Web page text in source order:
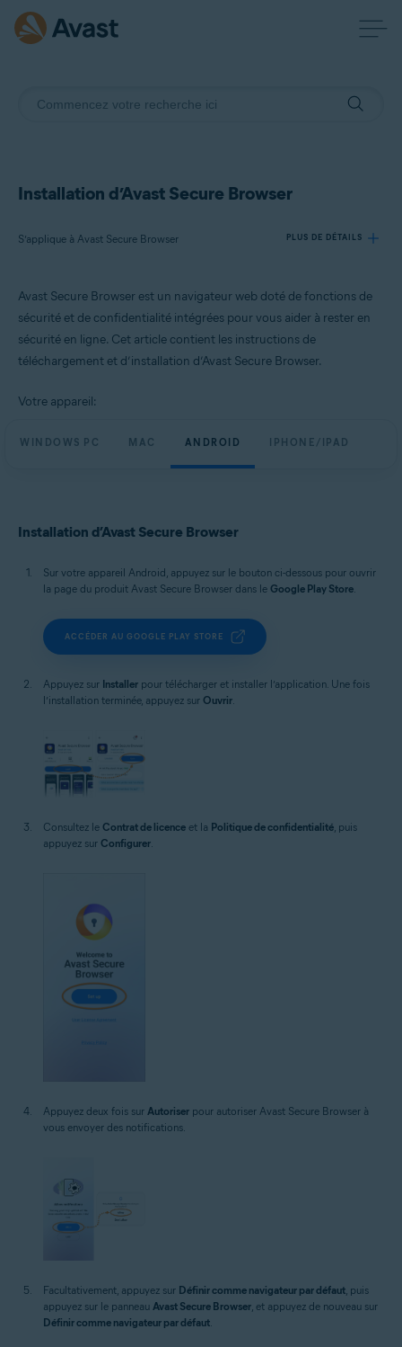
Installation d’Avast Secure Browser
S’applique à Avast Secure Browser PLUS DE DÉTAILS
Systèmes d'exploitation:
Windows, macOS, Android et iOS
Avast Secure Browser est un navigateur web doté de fonctions de
sécurité et de confidentialité intégrées pour vous aider à rester en
sécurité en ligne. Cet article contient les instructions de
téléchargement et d’installation d’Avast Secure Browser.
Votre appareil:
WINDOWS PC MAC ANDROID IPHONE/IPAD
Installation d’Avast Secure Browser
Sur votre appareil Android, appuyez sur le bouton ci-dessous pour ouvrir
la page du produit Avast Secure Browser dans le Google Play Store.
ACCÉDER AU GOOGLE PLAY STORE
Appuyez sur Installer pour télécharger et installer l’application. Une fois
l’installation terminée, appuyez sur Ouvrir.
Consultez le Contrat de licence et la Politique de confidentialité , puis
appuyez sur Configurer
Appuyez deux fois sur Autoriser pour autoriser Avast Secure Browser à
vous envoyer des notifications.
Facultativement, appuyez sur Définir comme navigateur par défaut , puis
appuyez sur le panneau Avast Secure Browser , et appuyez de nouveau sur
Définir comme navigateur par défaut